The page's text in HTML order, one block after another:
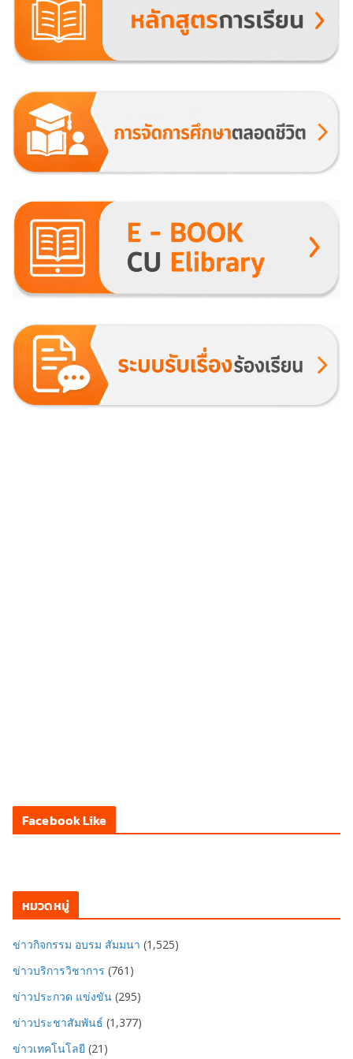
Facebook Like
หมวดหมู่
ข่าวกิจกรรม อบรม สัมมนา (1,525)
ข่าวบริการวิชาการ (761)
ข่าวประกวด แข่งขัน (295)
ข่าวประชาสัมพันธ์ (1,377)
ข่าวเทคโนโลยี (21)